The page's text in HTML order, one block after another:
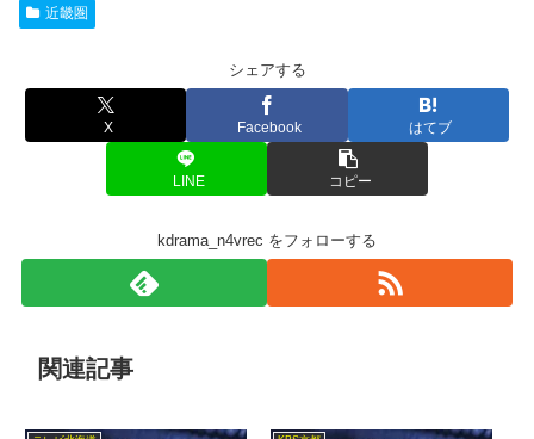
近畿圏
シェアする
X Facebook はてブ
LINE コピー
kdrama_n4vrec をフォローする
関連記事